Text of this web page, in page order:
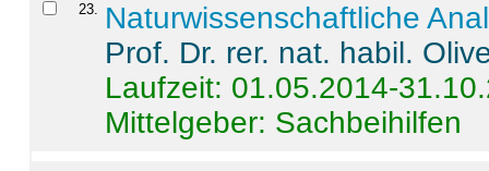
23. Naturwissenschaftliche
Prof. Dr. rer. nat. habil.
Laufzeit: 01.05.2014-
Mittelgeber: Sachbeihilfen